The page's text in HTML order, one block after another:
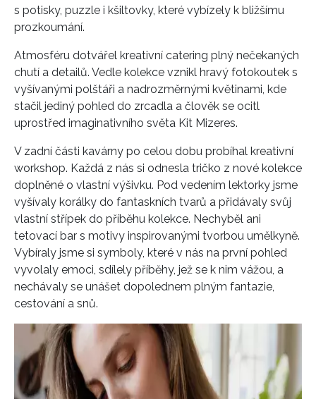
INFORMACE
REDAKCE
s potisky, puzzle i kšiltovky, které vybízely k bližšímu
prozkoumání.
Atmosféru dotvářel kreativní catering plný nečekaných
chutí a detailů. Vedle kolekce vznikl hravý fotokoutek s
vyšívanými polštáři a nadrozměrnými květinami, kde
stačil jediný pohled do zrcadla a člověk se ocitl
uprostřed imaginativního světa Kit Mizeres.
V zadní části kavárny po celou dobu probíhal kreativní
workshop. Každá z nás si odnesla tričko z nové kolekce
doplněné o vlastní výšivku. Pod vedením lektorky jsme
vyšívaly korálky do fantaskních tvarů a přidávaly svůj
vlastní střípek do příběhu kolekce. Nechyběl ani
tetovací bar s motivy inspirovanými tvorbou umělkyně.
Vybíraly jsme si symboly, které v nás na první pohled
vyvolaly emoci, sdílely příběhy, jež se k nim vážou, a
nechávaly se unášet dopolednem plným fantazie,
cestování a snů.